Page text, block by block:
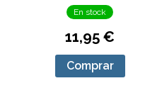
En stock
11,95 €
Comprar